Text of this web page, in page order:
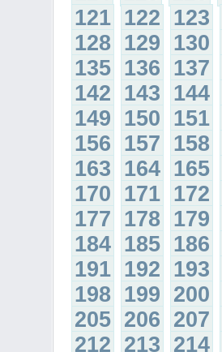
121 122 123
128 129 130
135 136 137
142 143 144
149 150 151
156 157 158
163 164 165
170 171 172
177 178 179
184 185 186
191 192 193
198 199 200
205 206 207
212 213 214